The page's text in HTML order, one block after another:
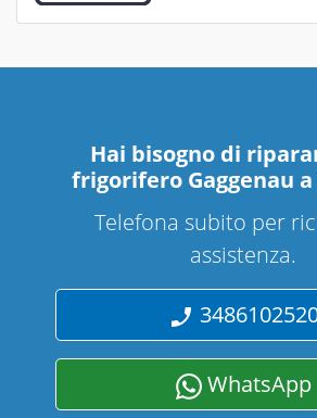
Hai bisogno di
frigorifero Gaggenau a
Telefona subito per
assistenza.
WhatsApp